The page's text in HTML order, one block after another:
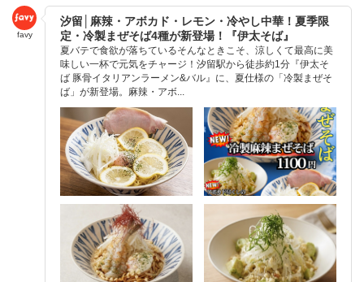
favy
汐留│麻辣・アボカド・レモン・冷やし中華！夏季限
定・冷製まぜそば4種が新登場！『伊太そば』
夏バテで食欲が落ちているそんなときこそ、涼しくて最高に美
味しい一杯で元気をチャージ！汐留駅から徒歩約1分『伊太そ
ば 豚骨イタリアンラーメン&バル』に、夏仕様の「冷製まぜそ
ば」が新登場。麻辣・アボ...